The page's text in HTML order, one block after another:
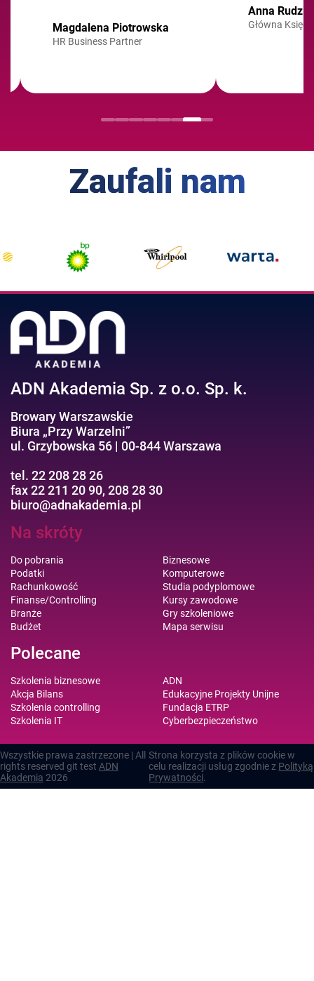
Główna Księgowa
Zaufali nam
ADN Akademia Sp. z o.o. Sp. k.
Browary Warszawskie
Biura „Przy Warzelni”
ul. Grzybowska 56 | 00-844 Warszawa
tel. 22 208 28 26
fax 22 211 20 90, 208 28 30
biuro@adnakademia.pl
Na skróty
Do pobrania
Podatki
Rachunkowość
Finanse/Controlling
Branże
Budżet
Biznesowe
Komputerowe
Studia podyplomowe
Kursy zawodowe
Gry szkoleniowe
Mapa serwisu
Polecane
Szkolenia biznesowe
Akcja Bilans
Szkolenia controlling
Szkolenia IT
ADN
Edukacyjne Projekty Unijne
Fundacja ETRP
Cyberbezpieczeństwo
Wszystkie prawa zastrzezone | All
rights reserved git test ADN
Akademia 2026
Strona korzysta z plików cookie w
celu realizacji usług zgodnie z Polityką
Prywatności.